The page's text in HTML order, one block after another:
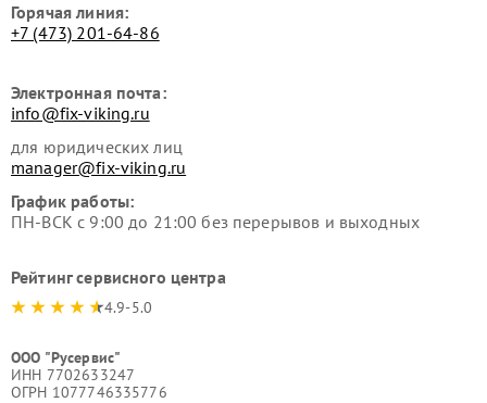
Горячая линия:
+7 (473) 201-64-86
Электронная почта:
info@fix-viking.ru
для юридических лиц
manager@fix-viking.ru
График работы:
ПН-ВСК с 9:00 до 21:00 без перерывов и выходных
Рейтинг сервисного центра
4.9-5.0
ООО "Русервис"
ИНН 7702633247
ОГРН 1077746335776